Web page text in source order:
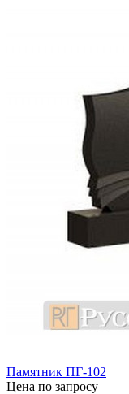
Памятник ПГ-102
Цена по запросу